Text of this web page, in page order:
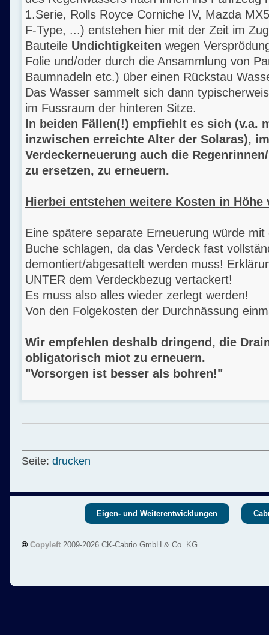
1.Serie, Rolls Royce Corniche IV, Mazda
F-Type, ...) entstehen hier mit der Zeit im
Bauteile Undichtigkeiten wegen
Folie und/oder durch die Ansammlung von
Baumnadeln etc.) über einen Rückstau
Das Wasser sammelt sich dann
im Fussraum der hinteren Sitze.
In beiden Fällen(!) empfiehlt es sich (v.a.
inzwischen erreichte Alter der Solaras),
Verdeckerneuerung auch die
zu ersetzen, zu erneuern.
Hierbei entstehen weitere Kosten in Höhe
Eine spätere separate Erneuerung würde
Buche schlagen, da das Verdeck fast
demontiert/abgesattelt werden muss!
UNTER dem Verdeckbezug vertackert!
Es muss also alles wieder zerlegt werden!
Von den Folgekosten der Durchnässung
Wir empfehlen deshalb dringend, die
obligatorisch miot zu erneuern.
"Vorsorgen ist besser als bohren!"
Seite: drucken
Eigen- und Weiterentwicklungen
Copyleft 2009-2026 CK-Cabrio GmbH & Co. KG.